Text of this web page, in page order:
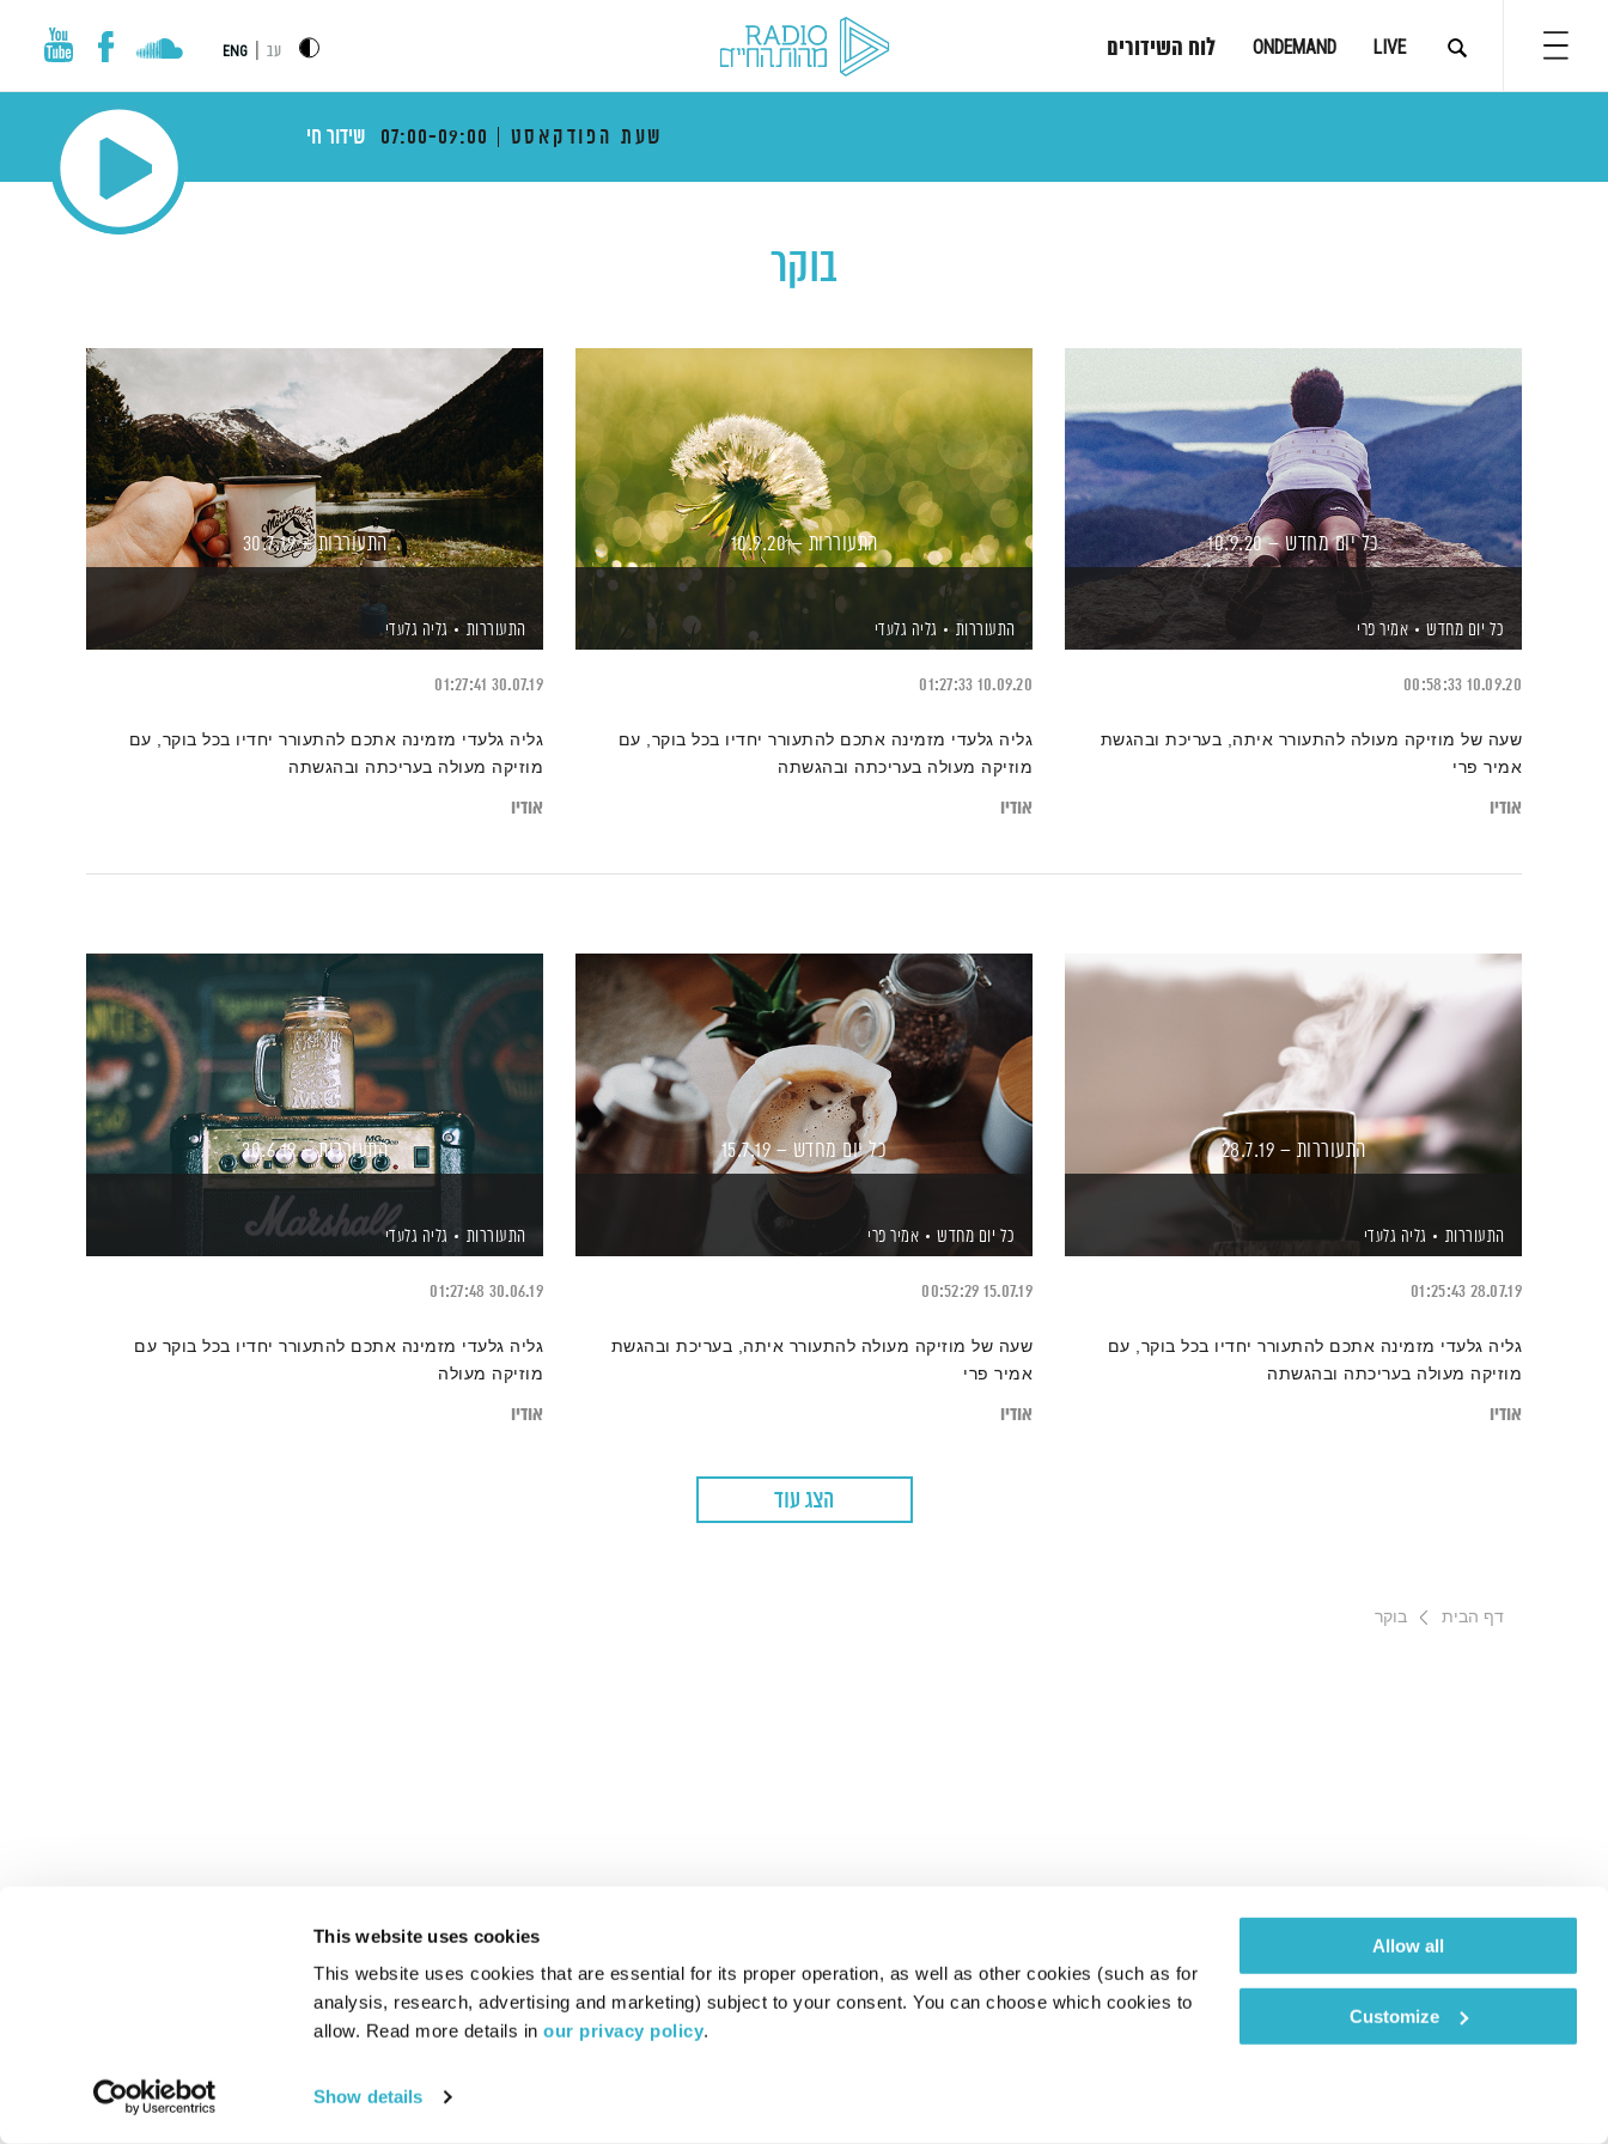
This website uses cookies
This website uses cookies that are essential for its proper operation, as well as other cookies (such as for
analysis, research, advertising and marketing) subject to your consent. You can choose which cookies to
allow. Read more details in our privacy policy.
Show details
Allow all
Customize
LIVE
ONDEMAND לוח השידורים עב ENG
שעת הפודקאסט 07:00-09:00 שידור חי
בוקר
כל יום מחדש – 10.9.20
כל יום מחדש אמיר פרי
10.09.20
00:58:33
שעה של מוזיקה מעולה להתעורר איתה, בעריכת ובהגשת
אמיר פרי
אודיו
התעוררות – 10.9.20
התעוררות גליה גלעדי
10.09.20
01:27:33
גליה גלעדי מזמינה אתכם להתעורר יחדיו בכל בוקר, עם
מוזיקה מעולה בעריכתה ובהגשתה
אודיו
התעוררות – 30.7.19
התעוררות גליה גלעדי
30.07.19
01:27:41
גליה גלעדי מזמינה אתכם להתעורר יחדיו בכל בוקר, עם
מוזיקה מעולה בעריכתה ובהגשתה
אודיו
התעוררות – 28.7.19
התעוררות גליה גלעדי
28.07.19
01:25:43
גליה גלעדי מזמינה אתכם להתעורר יחדיו בכל בוקר, עם
מוזיקה מעולה בעריכתה ובהגשתה
אודיו
כל יום מחדש – 15.7.19
כל יום מחדש אמיר פרי
15.07.19
00:52:29
שעה של מוזיקה מעולה להתעורר איתה, בעריכת ובהגשת
אמיר פרי
אודיו
התעוררות – 30.6.19
התעוררות גליה גלעדי
30.06.19
01:27:48
גליה גלעדי מזמינה אתכם להתעורר יחדיו בכל בוקר עם
מוזיקה מעולה
אודיו
הצג עוד
דף הבית בוקר